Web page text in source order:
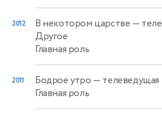
2012 В некотором царстве —
Другое
Главная роль
2011 Бодрое утро — телеведущая
Главная роль